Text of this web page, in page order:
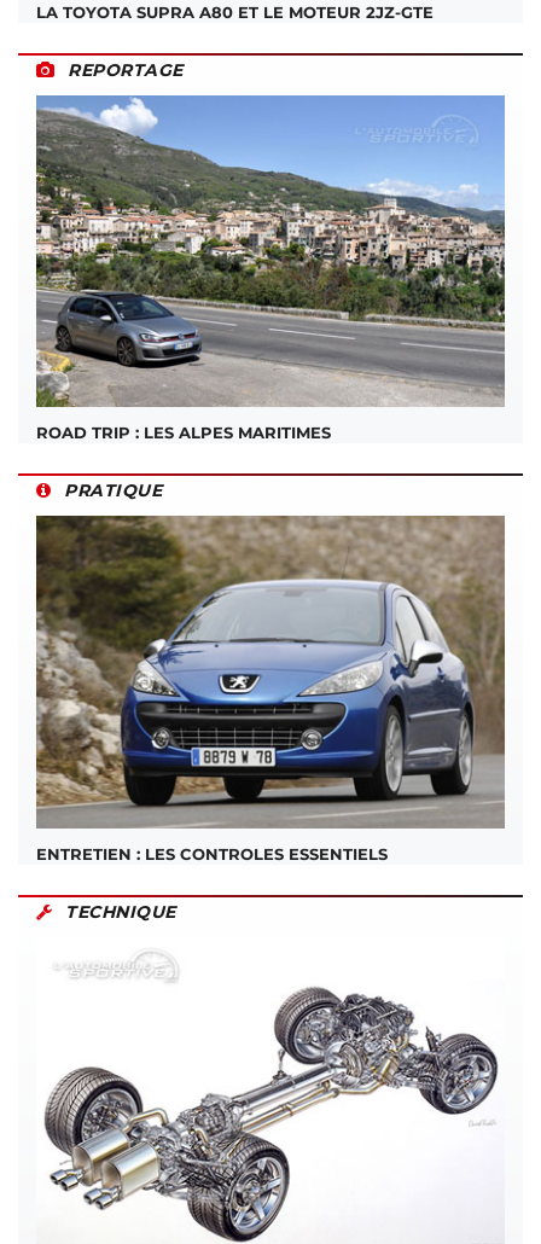
LA TOYOTA SUPRA A80 ET LE MOTEUR 2JZ-GTE
REPORTAGE
ROAD TRIP : LES ALPES MARITIMES
PRATIQUE
ENTRETIEN : LES CONTROLES ESSENTIELS
TECHNIQUE